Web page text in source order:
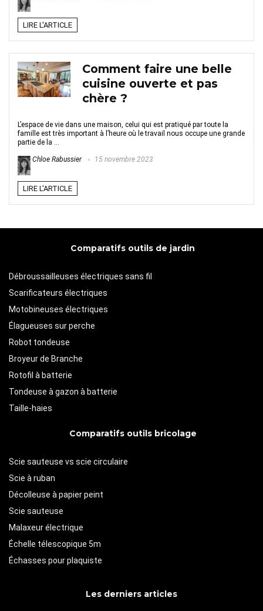
LIRE L'ARTICLE
Comment faire une belle
cuisine ouverte et pas
chère ?
L’espace de vie dans une maison, celui qui est pratiqué par toute la
famille est très important à l’heure où le travail nous occupe une grande
partie de la ...
Chloe Rabussier 15 novembre 2023
LIRE L'ARTICLE
Comparatifs outils de jardin
Débroussailleuses électriques sans fil
Scarificateurs électriques
Motobineuses électriques
Élagueuses sur perche
Robot tondeuse
Broyeur de Branche
Rotofil à batterie
Tondeuse à gazon à batterie
Taille-haies
Comparatifs outils bricolage
Scie sauteuse vs scie circulaire
Scie à ruban
Décolleuse à papier peint
Scie sauteuse
Malaxeur électrique
Échelle télescopique 5m
Échasses pour plaquiste
Les derniers articles